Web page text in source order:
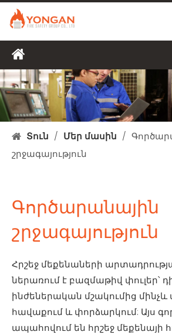
Տուն / Մեր մասին /
շրջագայություն
Գործարանային
շրջագայություն
Հրշեջ մեքենաների
ներառում է բազմաթիվ փուլեր՝
ինժեներական մշակումից
հավաքում և փորձարկում: Այս
ապահովում են հրշեջ մեքենայի